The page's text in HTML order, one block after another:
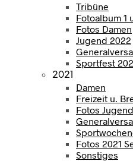
Tribüne
Fotoalbum 1
Fotos Damen
Jugend 2022
Sportfest
2021
Damen
Freizeit u.
Fotos Jugend
Fotos 2021
Sonstiges